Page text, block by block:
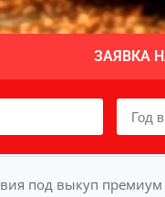
ЗАЯВКА
под выкуп